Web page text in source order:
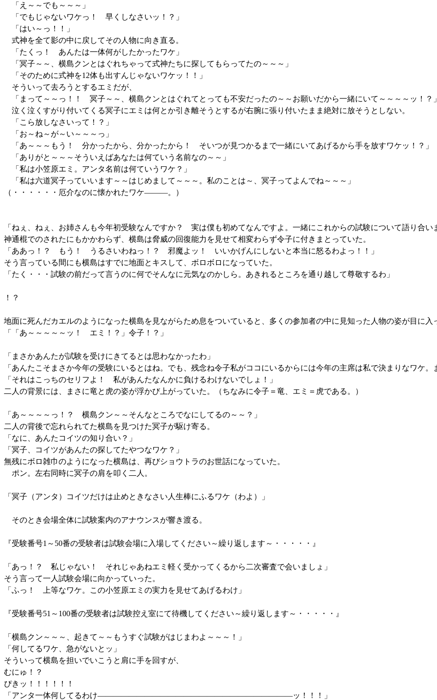
「え～～でも～～～」
「でもじゃないワケっ！ 早くしなさいッ！？」
「はい～っ！！」
式神を全て影の中に戻してその人物に向き直る。
「たくっ！ あんたは一体何がしたかったワケ」
「冥子～～、横島クンとはぐれちゃって式神たちに探してもらってたの～～～」
「そのために式神を12体も出すんじゃないワケッ！！」
そういって去ろうとするエミだが、
「まって～～っ！！ 冥子～～、横島クンとはぐれてとっても不安だったの～～お願いだから一緒にいて～～～～ッ！？」
泣く泣くすがり付いてくる冥子にエミは何とか引き離そうとするが右腕に張り付いたまま絶対に放そうとしない。
「こら放しなさいって！？」
「お～ね～が～い～～～っ」
「あ～～～もう！ 分かったから、分かったから！ そいつが見つかるまで一緒にいてあげるから手を放すワケッ！？」
「ありがと～～～そういえばあなたは何ていう名前なの～～」
「私は小笠原エミ。アンタ名前は何ていうワケ？」
「私は六道冥子っていいます～～はじめまして～～～。私のことは～、冥子ってよんでね～～～」
（・・・・・・厄介なのに懐かれたワケ―――。）
「ねぇ、ねぇ、お姉さんも今年初受験なんですか？ 実は僕も初めてなんですよ。一緒にこれからの試験について語り合い
神通棍でのされたにもかかわらず、横島は脅威の回復能力を見せて相変わらず令子に付きまとっていた。
「ああっ！？ もう！ うるさいわねっ！？ 邪魔よッ！ いいかげんにしないと本当に怒るわよっ！！」
そう言っている間にも横島はすでに地面とキスして、ボロボロになっていた。
「たく・・・試験の前だって言うのに何でそんなに元気なのかしら。あきれるところを通り越して尊敬するわ」
！？
地面に死んだカエルのようになった横島を見ながらため息をついていると、多くの参加者の中に見知った人物の姿が目に入
「「あ～～～～～ッ！ エミ！？」令子！？」
「まさかあんたが試験を受けにきてるとは思わなかったわ」
「あんたこそまさか今年の受験にいるとはね。でも、残念ね令子私がココにいるからには今年の主席は私で決まりなワケ。
「それはこっちのセリフよ！ 私があんたなんかに負けるわけないでしょ！」
二人の背景には、まさに竜と虎の姿が浮かび上がっていた。（ちなみに令子＝竜、エミ＝虎である。）
「あ～～～～っ！？ 横島クン～～そんなところでなにしてるの～～？」
二人の背後で忘れられてた横島を見つけた冥子が駆け寄る。
「なに、あんたコイツの知り合い？」
「冥子、コイツがあんたの探してたやつなワケ？」
無残にボロ雑巾のようになった横島は、再びショウトラのお世話になっていた。
ポン。左右同時に冥子の肩を叩く二人。
「冥子（アンタ）コイツだけは止めときなさい人生棒にふるワケ（わよ）」
そのとき会場全体に試験案内のアナウンスが響き渡る。
『受験番号1～50番の受験者は試験会場に入場してください～繰り返します～・・・・・』
「あっ！？ 私じゃない！ それじゃあねエミ軽く受かってくるから二次審査で会いましょ」
そう言って一人試験会場に向かっていった。
「ふっ！ 上等なワケ。この小笠原エミの実力を見せてあげるわけ」
『受験番号51～100番の受験者は試験控え室にて待機してください～繰り返します～・・・・・』
「横島クン～～～、起きて～～もうすぐ試験がはじまわよ～～～！」
「何してるワケ、急がないとッ」
そういって横島を担いでいこうと肩に手を回すが、
むにゅ！？
ぴきッ！！！！！！
「アンタ一体何してるわけ―――――――――――――――――――――――――ッ！！！」